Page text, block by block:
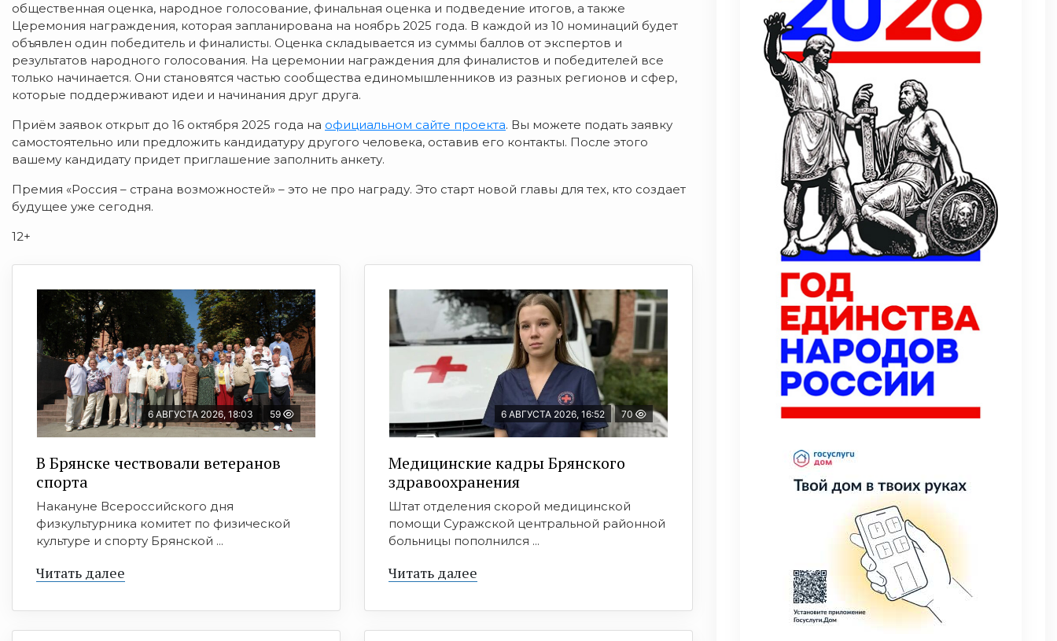
общественная оценка, народное голосование, финальная оценка и подведение итогов, а также
Церемония награждения, которая запланирована на ноябрь 2025 года. В каждой из 10 номинаций будет
объявлен один победитель и финалисты. Оценка складывается из суммы баллов от экспертов и
результатов народного голосования. На церемонии награждения для финалистов и победителей все
только начинается. Они становятся частью сообщества единомышленников из разных регионов и сфер,
которые поддерживают идеи и начинания друг друга.
Приём заявок открыт до 16 октября 2025 года на официальном сайте проекта. Вы можете подать заявку
самостоятельно или предложить кандидатуру другого человека, оставив его контакты. После этого
вашему кандидату придет приглашение заполнить анкету.
Премия «Россия – страна возможностей» – это не про награду. Это старт новой главы для тех, кто создает
будущее уже сегодня.
12+
6 АВГУСТА 2026, 18:03 59
В Брянске чествовали ветеранов
спорта
Накануне Всероссийского дня
физкультурника комитет по физической
культуре и спорту Брянской ...
Читать далее
6 АВГУСТА 2026, 16:52 70
Медицинские кадры Брянского
здравоохранения
Штат отделения скорой медицинской
помощи Суражской центральной районной
больницы пополнился ...
Читать далее